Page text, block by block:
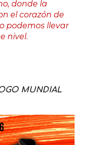
donde la
el corazón de
podemos llevar
nivel.
MUNDIAL